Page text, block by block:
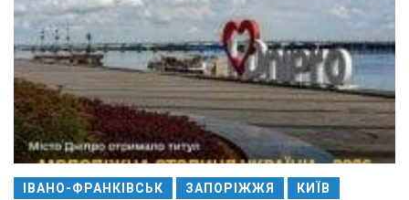
ІВАНО-ФРАНКІВСЬК ЗАПОРІЖЖЯ КИЇВ